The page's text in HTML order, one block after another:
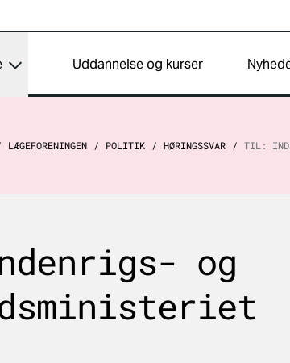
Uddannelse og kurser
LÆGEFORENINGEN POLITIK HØRINGSSVAR TIL:
og